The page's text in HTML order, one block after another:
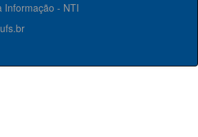
Informação - NTI